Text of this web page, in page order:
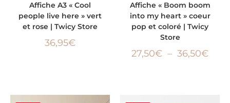
Affiche A3 « Cool
people live here » vert
et rose | Twicy Store
36,95€
Affiche « Boom boom
into my heart » coeur
pop et coloré | Twicy
Store
27,50€ – 36,50€